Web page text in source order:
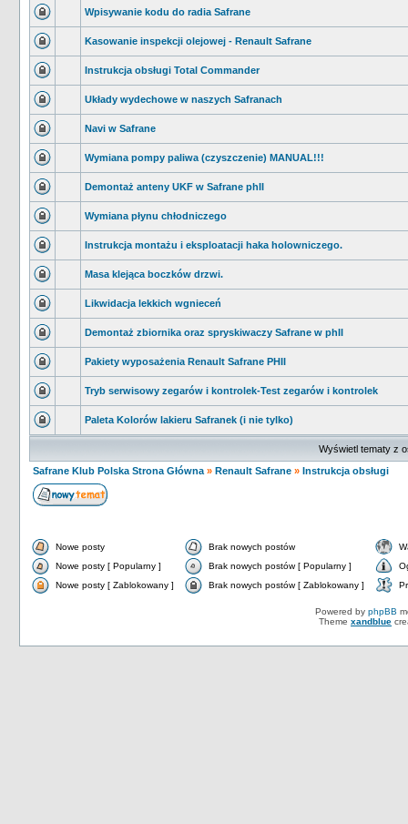
Wpisywanie kodu do radia Safrane
Kasowanie inspekcji olejowej - Renault Safrane
Instrukcja obsługi Total Commander
Układy wydechowe w naszych Safranach
Navi w Safrane
Wymiana pompy paliwa (czyszczenie) MANUAL!!!
Demontaż anteny UKF w Safrane phII
Wymiana płynu chłodniczego
Instrukcja montażu i eksploatacji haka holowniczego.
Masa klejąca boczków drzwi.
Likwidacja lekkich wgnieceń
Demontaż zbiornika oraz spryskiwaczy Safrane w phII
Pakiety wyposażenia Renault Safrane PHII
Tryb serwisowy zegarów i kontrolek-Test zegarów i kontrolek
Paleta Kolorów lakieru Safranek (i nie tylko)
Wyświetl tematy z
Safrane Klub Polska Strona Główna » Renault Safrane » Instrukcja obsługi
Nowe posty Brak nowych postów
Nowe posty [ Popularny ]
Brak nowych postów [ Popularny ]
Nowe posty [ Zablokowany ]
Brak nowych postów [ Zablokowany ]
Powered by phpBB
Theme xandblue